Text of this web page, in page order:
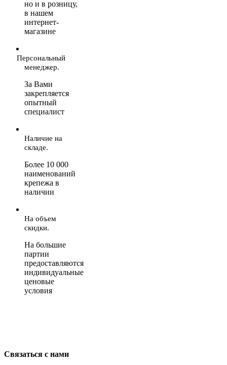
но и в розницу,
в нашем
интернет-
магазине
Персональный
менеджер.
За Вами
закрепляется
опытный
специалист
Наличие на
складе.
Более 10 000
наименований
крепежа в
наличии
На объем
скидки.
На большие
партии
предоставляются
индивидуальные
ценовые
условия
Связаться с нами